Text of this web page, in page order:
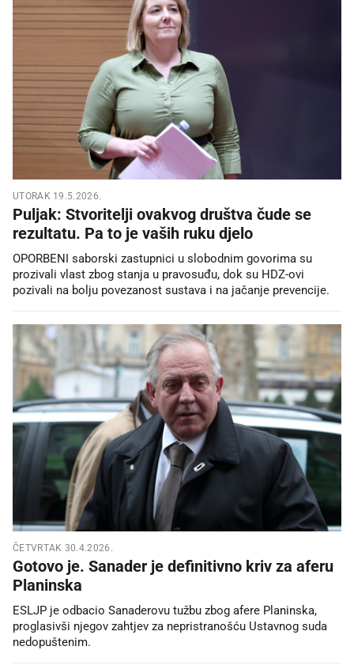
UTORAK 19.5.2026.
Puljak: Stvoritelji ovakvog društva čude se
rezultatu. Pa to je vaših ruku djelo
OPORBENI saborski zastupnici u slobodnim govorima su
prozivali vlast zbog stanja u pravosuđu, dok su HDZ-ovi
pozivali na bolju povezanost sustava i na jačanje prevencije.
ČETVRTAK 30.4.2026.
Gotovo je. Sanader je definitivno kriv za aferu
Planinska
ESLJP je odbacio Sanaderovu tužbu zbog afere Planinska,
proglasivši njegov zahtjev za nepristranošću Ustavnog suda
nedopuštenim.